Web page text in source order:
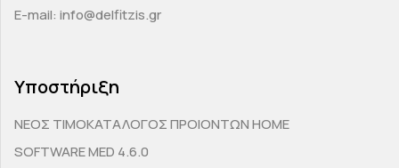
E-mail: info@delfitzis.gr
Υποστήριξη
ΝΕΟΣ ΤΙΜΟΚΑΤΑΛΟΓΟΣ ΠΡΟΙΟΝΤΩΝ HOME
SOFTWARE MED 4.6.0